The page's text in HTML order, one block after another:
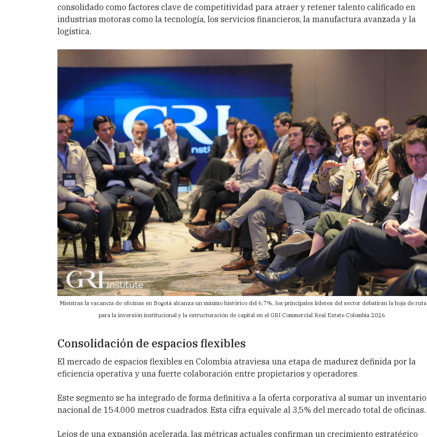
consolidado como factores clave de competitividad para atraer y retener talento calificado en
industrias motoras como la tecnología, los servicios financieros, la manufactura avanzada y la
logística.
Mientras la vacancia de oficinas en Bogotá alcanza un mínimo histórico del 6,7%, los principales líderes del sector debatirán la hoja de ruta
para la inversión institucional y la estructuración de capital en el GRI Commercial Real Estate Colombia 2026.
Consolidación de espacios flexibles
El mercado de espacios flexibles en Colombia atraviesa una etapa de madurez definida por la
eficiencia operativa y una fuerte colaboración entre propietarios y operadores.
Este segmento se ha integrado de forma definitiva a la oferta corporativa al sumar un inventario
nacional de 154.000 metros cuadrados. Esta cifra equivale al 3,5% del mercado total de oficinas.
Lejos de una expansión acelerada, las métricas actuales confirman un crecimiento estratégico